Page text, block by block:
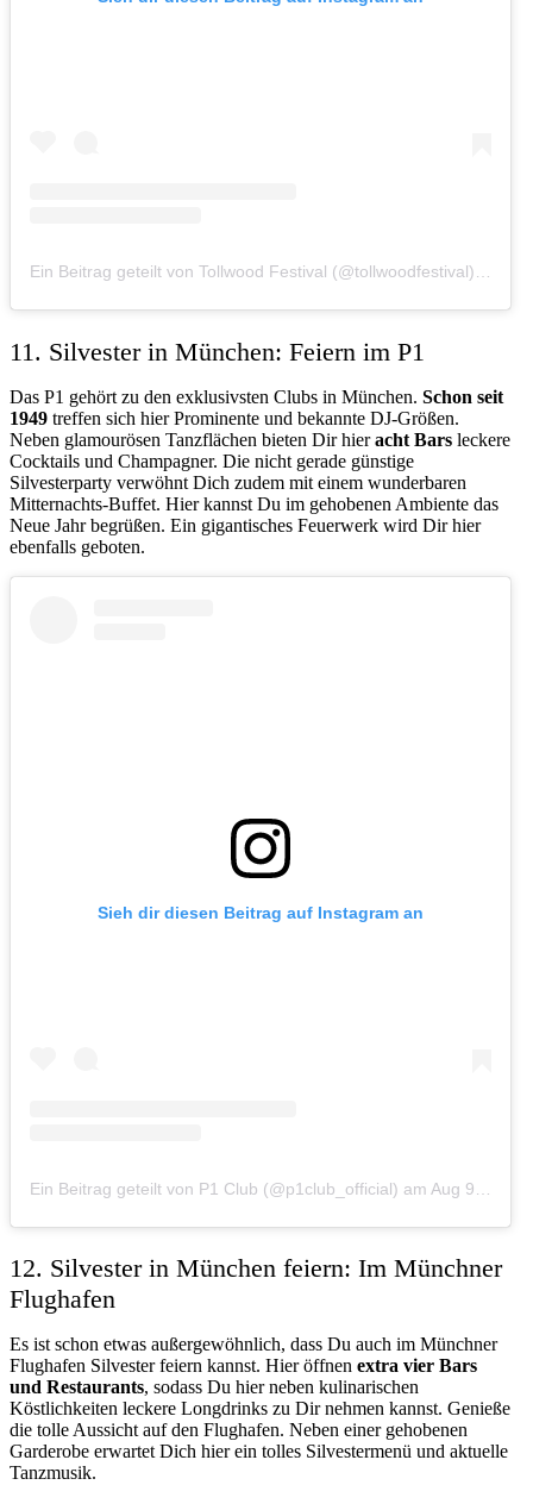
Ein Beitrag geteilt von Tollwood Festival (@tollwoodfestival)
am
11. Silvester in München: Feiern im P1
Das P1 gehört zu den exklusivsten Clubs in München. Schon seit
1949 treffen sich hier Prominente und bekannte DJ-Größen.
Neben glamourösen Tanzflächen bieten Dir hieracht Bars leckere
Cocktails und Champagner. Die nicht gerade günstige
Silvesterparty verwöhnt Dich zudem mit einem wunderbaren
Mitternachts-Buffet. Hier kannst Du im gehobenen Ambiente das
Neue Jahr begrüßen. Ein gigantisches Feuerwerk wird Dir hier
ebenfalls geboten.
Sieh dir diesen Beitrag auf Instagram an
Ein Beitrag geteilt von P1 Club (@p1club_official) am Aug 9, 2019 um 4:29 PDT
12. Silvester in München feiern: Im Münchner
Flughafen
Es ist schon etwas außergewöhnlich, dass Du auch im Münchner
Flughafen Silvester feiern kannst. Hier öffnen extra vier Bars
und Restaurants, sodass Du hier neben kulinarischen
Köstlichkeiten leckere Longdrinks zu Dir nehmen kannst. Genieße
die tolle Aussicht auf den Flughafen. Neben einer gehobenen
Garderobe erwartet Dich hier ein tolles Silvestermenü und aktuelle
Tanzmusik.